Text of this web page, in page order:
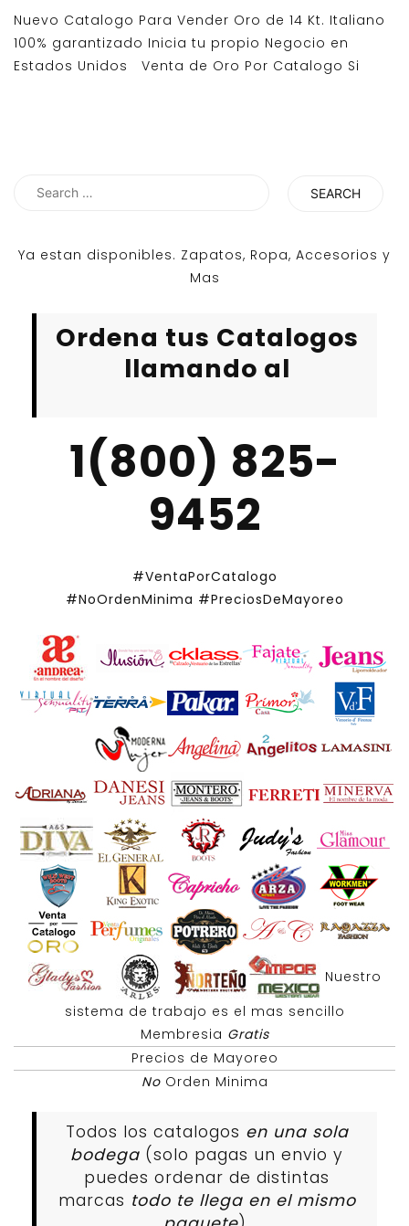
Nuevo Catalogo Para Vender Oro de 14 Kt. Italiano
100% garantizado Inicia tu propio Negocio en
Estados Unidos Venta de Oro Por Catalogo Si
Search
Ya estan disponibles. Zapatos, Ropa, Accesorios y
Mas
Ordena tus Catalogos
llamando al
1(800) 825-
9452
#VentaPorCatalogo
#NoOrdenMinima #PreciosDeMayoreo
Nuestro
sistema de trabajo es el mas sencillo
Membresia Gratis
Precios de Mayoreo
NoOrden Minima
Todos los catalogos en una sola
bodega (solo pagas un envio y
puedes ordenar de distintas
marcas todo te llega en el mismo